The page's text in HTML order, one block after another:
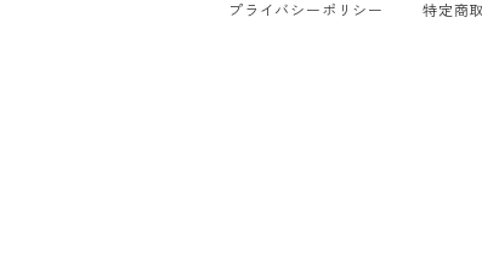
プライバシーポリシー 特定商